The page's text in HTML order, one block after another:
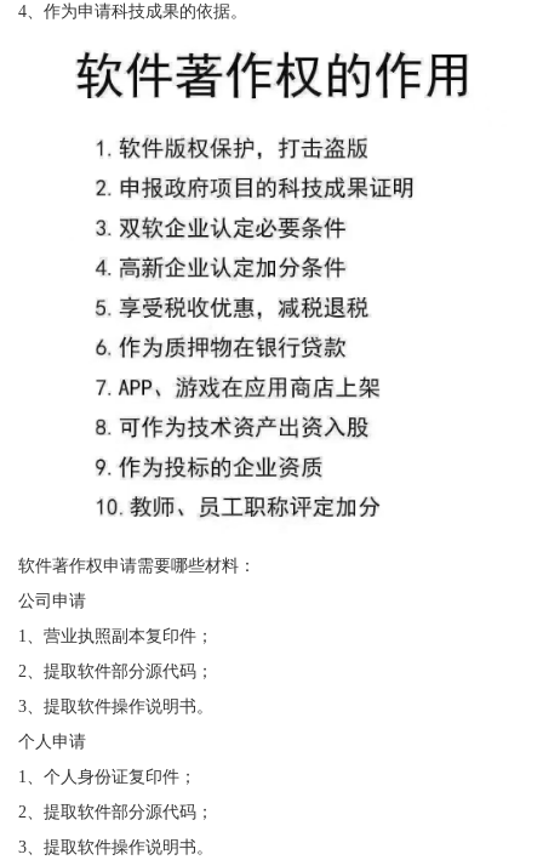
4、作为申请科技成果的依据。
软件著作权申请需要哪些材料：
公司申请
1、营业执照副本复印件；
2、提取软件部分源代码；
3、提取软件操作说明书。
个人申请
1、个人身份证复印件；
2、提取软件部分源代码；
3、提取软件操作说明书。